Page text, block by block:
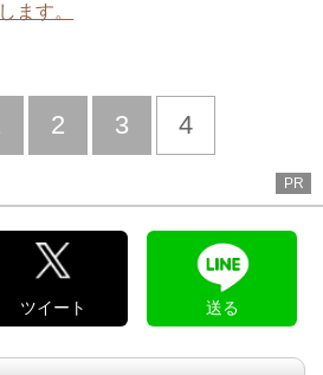
ます。
2 3 4
PR
ツイート 送る